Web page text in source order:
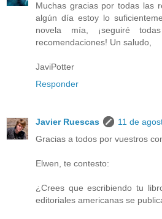
Muchas gracias por todas las
algún día estoy lo
novela mía, ¡seguiré
recomendaciones! Un saludo,
JaviPotter
Responder
Javier Ruescas
11 de
Gracias a todos por vuestros
Elwen, te contesto:
¿Crees que escribiendo tu
editoriales americanas se